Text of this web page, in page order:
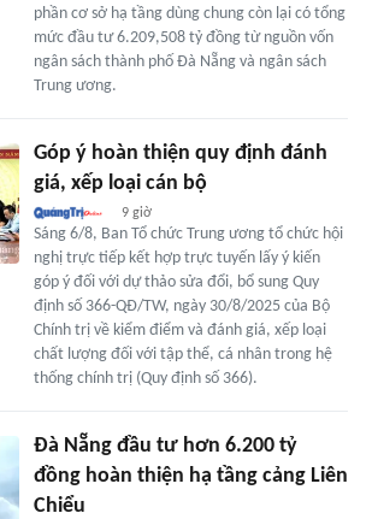
phần cơ sở hạ tầng dùng chung còn lại có tổng
mức đầu tư 6.209,508 tỷ đồng từ nguồn vốn
ngân sách thành phố Đà Nẵng và ngân sách
Trung ương.
Góp ý hoàn thiện quy định đánh
giá, xếp loại cán bộ
9 giờ
Sáng 6/8, Ban Tổ chức Trung ương tổ chức hội
nghị trực tiếp kết hợp trực tuyến lấy ý kiến
góp ý đối với dự thảo sửa đổi, bổ sung Quy
định số 366-QĐ/TW, ngày 30/8/2025 của Bộ
Chính trị về kiểm điểm và đánh giá, xếp loại
chất lượng đối với tập thể, cá nhân trong hệ
thống chính trị (Quy định số 366).
Đà Nẵng đầu tư hơn 6.200 tỷ
đồng hoàn thiện hạ tầng cảng Liên
Chiểu